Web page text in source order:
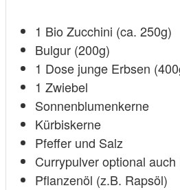
1 Bio Zucchini (ca. 250g)
Bulgur (200g)
1 Dose junge Erbsen
1 Zwiebel
Sonnenblumenkerne
Kürbiskerne
Pfeffer und Salz
Currypulveroptional
Pflanzenöl (z.B. Rapsöl)